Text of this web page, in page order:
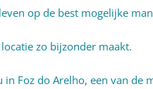
op de best mogelijke
zo bijzonder maakt.
Foz do Arelho, een van de